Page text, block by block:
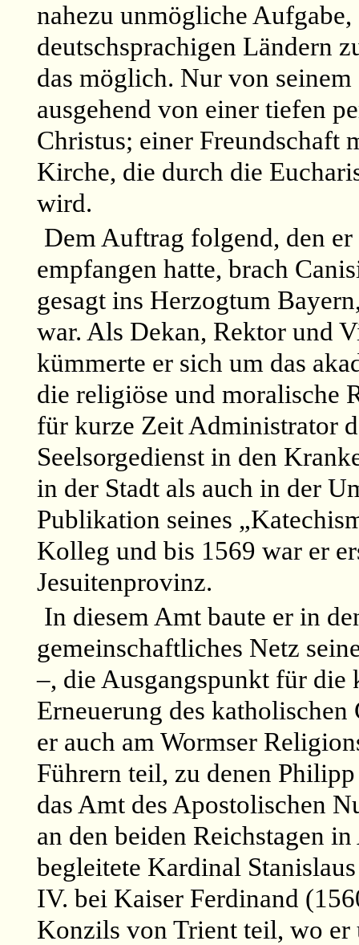
nahezu unmögliche
deutschsprachigen Ländern
das möglich. Nur von
ausgehend von einer tiefen
Christus; einer Freundschaft
Kirche, die durch die
wird.
Dem Auftrag folgend, den
empfangen hatte, brach
gesagt ins Herzogtum
war. Als Dekan, Rektor und
kümmerte er sich um das
die religiöse und moralische
für kurze Zeit Administrator
Seelsorgedienst in den
in der Stadt als auch in der
Publikation seines
Kolleg und bis 1569 war er
Jesuitenprovinz.
In diesem Amt baute er in
gemeinschaftliches Netz
–, die Ausgangspunktfür die
Erneuerung des
er auch am Wormser
Führern teil, zu denen
das Amt des Apostolischen
an den beiden Reichstagen
begleitete Kardinal
IV. bei Kaiser Ferdinand
Konzils von Trient teil, wo er